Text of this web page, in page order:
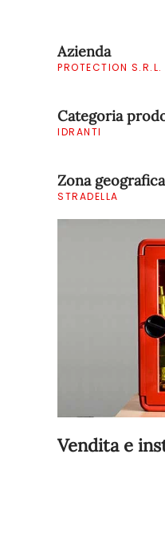
Azienda
PROTECTION S.R.L.
Categoria
IDRANTI
Zona
STRADELLA
Vendita e